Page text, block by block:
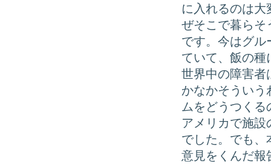
に入れるのは
ぜそこで暮らそ
です。今はグル
ていて、飯の種
世界中の障害者
かなかそういう
ムをどうつく
アメリカで施
でした。でも、
意見をくんだ報